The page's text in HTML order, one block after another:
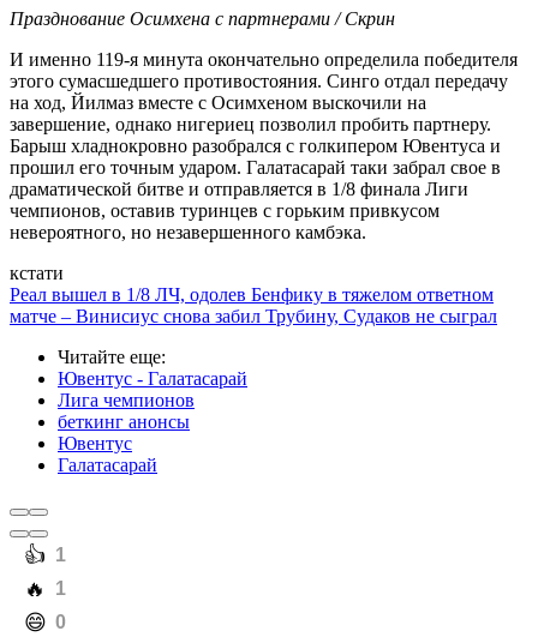
Празднование Осимхена с партнерами / Скрин
И именно 119-я минута окончательно определила победителя
этого сумасшедшего противостояния. Синго отдал передачу
на ход, Йилмаз вместе с Осимхеном выскочили на
завершение, однако нигериец позволил пробить партнеру.
Барыш хладнокровно разобрался с голкипером Ювентуса и
прошил его точным ударом. Галатасарай таки забрал свое в
драматической битве и отправляется в 1/8 финала Лиги
чемпионов, оставив туринцев с горьким привкусом
невероятного, но незавершенного камбэка.
кстати
Реал вышел в 1/8 ЛЧ, одолев Бенфику в тяжелом ответном
матче – Винисиус снова забил Трубину, Судаков не сыграл
Читайте еще:
Ювентус - Галатасарай
Лига чемпионов
беткинг анонсы
Ювентус
Галатасарай
️👍 1
️🔥 1
️😄 0